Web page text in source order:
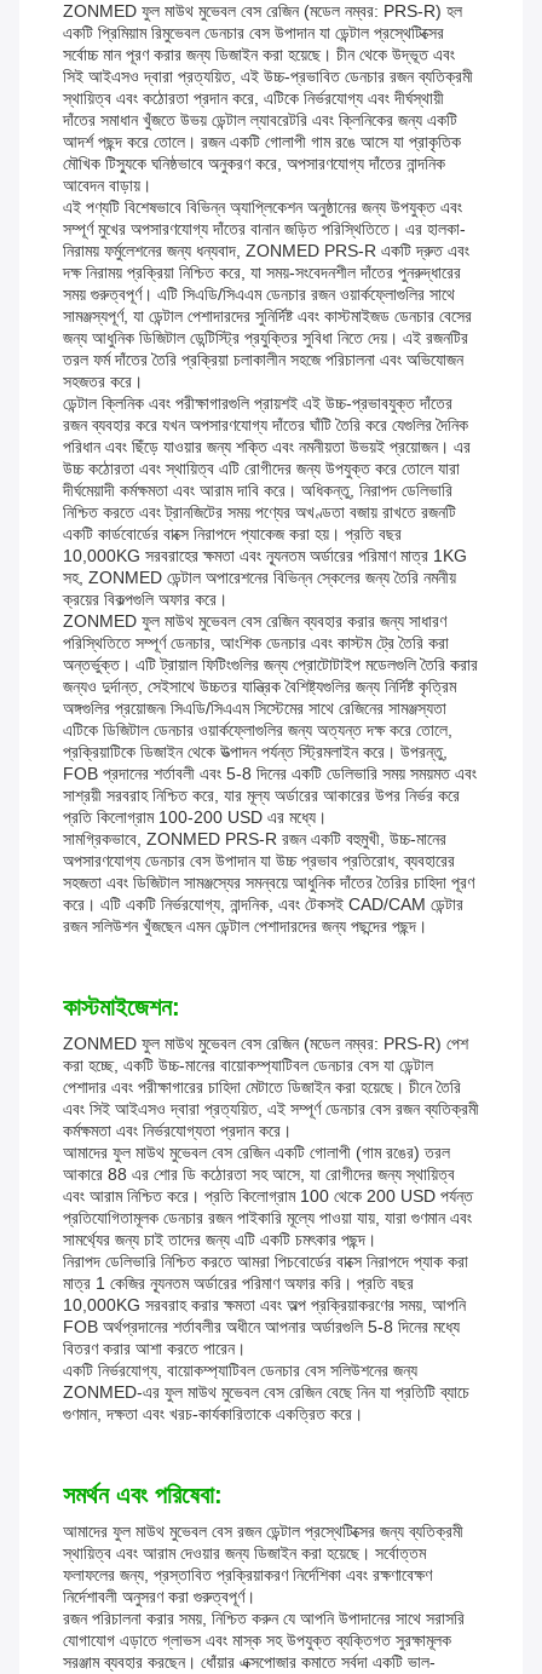
ZONMED ফুল মাউথ মুভেবল বেস রেজিন (মডেল নম্বর: PRS-R) হল
একটি প্রিমিয়াম রিমুভেবল ডেনচার বেস উপাদান যা ডেন্টাল প্রস্থেটিক্সের
সর্বোচ্চ মান পূরণ করার জন্য ডিজাইন করা হয়েছে। চীন থেকে উদ্ভূত এবং
সিই আইএসও দ্বারা প্রত্যয়িত, এই উচ্চ-প্রভাবিত ডেনচার রজন ব্যতিক্রমী
স্থায়িত্ব এবং কঠোরতা প্রদান করে, এটিকে নির্ভরযোগ্য এবং দীর্ঘস্থায়ী
দাঁতের সমাধান খুঁজতে উভয় ডেন্টাল ল্যাবরেটরি এবং ক্লিনিকের জন্য একটি
আদর্শ পছন্দ করে তোলে। রজন একটি গোলাপী গাম রঙে আসে যা প্রাকৃতিক
মৌখিক টিস্যুকে ঘনিষ্ঠভাবে অনুকরণ করে, অপসারণযোগ্য দাঁতের নান্দনিক
আবেদন বাড়ায়।
এই পণ্যটি বিশেষভাবে বিভিন্ন অ্যাপ্লিকেশন অনুষ্ঠানের জন্য উপযুক্ত এবং
সম্পূর্ণ মুখের অপসারণযোগ্য দাঁতের বানান জড়িত পরিস্থিতিতে। এর হালকা-
নিরাময় ফর্মুলেশনের জন্য ধন্যবাদ, ZONMED PRS-R একটি দ্রুত এবং
দক্ষ নিরাময় প্রক্রিয়া নিশ্চিত করে, যা সময়-সংবেদনশীল দাঁতের পুনরুদ্ধারের
সময় গুরুত্বপূর্ণ। এটি সিএডি/সিএএম ডেনচার রজন ওয়ার্কফ্লোগুলির সাথে
সামঞ্জস্যপূর্ণ, যা ডেন্টাল পেশাদারদের সুনির্দিষ্ট এবং কাস্টমাইজড ডেনচার বেসের
জন্য আধুনিক ডিজিটাল ডেন্টিস্ট্রি প্রযুক্তির সুবিধা নিতে দেয়। এই রজনটির
তরল ফর্ম দাঁতের তৈরি প্রক্রিয়া চলাকালীন সহজে পরিচালনা এবং অভিযোজন
সহজতর করে।
ডেন্টাল ক্লিনিক এবং পরীক্ষাগারগুলি প্রায়শই এই উচ্চ-প্রভাবযুক্ত দাঁতের
রজন ব্যবহার করে যখন অপসারণযোগ্য দাঁতের ঘাঁটি তৈরি করে যেগুলির দৈনিক
পরিধান এবং ছিঁড়ে যাওয়ার জন্য শক্তি এবং নমনীয়তা উভয়ই প্রয়োজন। এর
উচ্চ কঠোরতা এবং স্থায়িত্ব এটি রোগীদের জন্য উপযুক্ত করে তোলে যারা
দীর্ঘমেয়াদী কর্মক্ষমতা এবং আরাম দাবি করে। অধিকন্তু, নিরাপদ ডেলিভারি
নিশ্চিত করতে এবং ট্রানজিটের সময় পণ্যের অখণ্ডতা বজায় রাখতে রজনটি
একটি কার্ডবোর্ডের বাক্সে নিরাপদে প্যাকেজ করা হয়। প্রতি বছর
10,000KG সরবরাহের ক্ষমতা এবং ন্যূনতম অর্ডারের পরিমাণ মাত্র 1KG
সহ, ZONMED ডেন্টাল অপারেশনের বিভিন্ন স্কেলের জন্য তৈরি নমনীয়
ক্রয়ের বিকল্পগুলি অফার করে।
ZONMED ফুল মাউথ মুভেবল বেস রেজিন ব্যবহার করার জন্য সাধারণ
পরিস্থিতিতে সম্পূর্ণ ডেনচার, আংশিক ডেনচার এবং কাস্টম ট্রে তৈরি করা
অন্তর্ভুক্ত। এটি ট্রায়াল ফিটিংগুলির জন্য প্রোটোটাইপ মডেলগুলি তৈরি করার
জন্যও দুর্দান্ত, সেইসাথে উচ্চতর যান্ত্রিক বৈশিষ্ট্যগুলির জন্য নির্দিষ্ট কৃত্রিম
অঙ্গগুলির প্রয়োজন৷ সিএডি/সিএএম সিস্টেমের সাথে রেজিনের সামঞ্জস্যতা
এটিকে ডিজিটাল ডেনচার ওয়ার্কফ্লোগুলির জন্য অত্যন্ত দক্ষ করে তোলে,
প্রক্রিয়াটিকে ডিজাইন থেকে উত্পাদন পর্যন্ত স্ট্রিমলাইন করে। উপরন্তু,
FOB প্রদানের শর্তাবলী এবং 5-8 দিনের একটি ডেলিভারি সময় সময়মত এবং
সাশ্রয়ী সরবরাহ নিশ্চিত করে, যার মূল্য অর্ডারের আকারের উপর নির্ভর করে
প্রতি কিলোগ্রাম 100-200 USD এর মধ্যে।
সামগ্রিকভাবে, ZONMED PRS-R রজন একটি বহুমুখী, উচ্চ-মানের
অপসারণযোগ্য ডেনচার বেস উপাদান যা উচ্চ প্রভাব প্রতিরোধ, ব্যবহারের
সহজতা এবং ডিজিটাল সামঞ্জস্যের সমন্বয়ে আধুনিক দাঁতের তৈরির চাহিদা পূরণ
করে। এটি একটি নির্ভরযোগ্য, নান্দনিক, এবং টেকসই CAD/CAM ডেন্টার
রজন সলিউশন খুঁজছেন এমন ডেন্টাল পেশাদারদের জন্য পছন্দের পছন্দ।
কাস্টমাইজেশন:
ZONMED ফুল মাউথ মুভেবল বেস রেজিন (মডেল নম্বর: PRS-R) পেশ
করা হচ্ছে, একটি উচ্চ-মানের বায়োকম্প্যাটিবল ডেনচার বেস যা ডেন্টাল
পেশাদার এবং পরীক্ষাগারের চাহিদা মেটাতে ডিজাইন করা হয়েছে। চীনে তৈরি
এবং সিই আইএসও দ্বারা প্রত্যয়িত, এই সম্পূর্ণ ডেনচার বেস রজন ব্যতিক্রমী
কর্মক্ষমতা এবং নির্ভরযোগ্যতা প্রদান করে।
আমাদের ফুল মাউথ মুভেবল বেস রেজিন একটি গোলাপী (গাম রঙের) তরল
আকারে 88 এর শোর ডি কঠোরতা সহ আসে, যা রোগীদের জন্য স্থায়িত্ব
এবং আরাম নিশ্চিত করে। প্রতি কিলোগ্রাম 100 থেকে 200 USD পর্যন্ত
প্রতিযোগিতামূলক ডেনচার রজন পাইকারি মূল্যে পাওয়া যায়, যারা গুণমান এবং
সামর্থ্যের জন্য চাই তাদের জন্য এটি একটি চমৎকার পছন্দ।
নিরাপদ ডেলিভারি নিশ্চিত করতে আমরা পিচবোর্ডের বাক্সে নিরাপদে প্যাক করা
মাত্র 1 কেজির ন্যূনতম অর্ডারের পরিমাণ অফার করি। প্রতি বছর
10,000KG সরবরাহ করার ক্ষমতা এবং অল্প প্রক্রিয়াকরণের সময়, আপনি
FOB অর্থপ্রদানের শর্তাবলীর অধীনে আপনার অর্ডারগুলি 5-8 দিনের মধ্যে
বিতরণ করার আশা করতে পারেন।
একটি নির্ভরযোগ্য, বায়োকম্প্যাটিবল ডেনচার বেস সলিউশনের জন্য
ZONMED-এর ফুল মাউথ মুভেবল বেস রেজিন বেছে নিন যা প্রতিটি ব্যাচে
গুণমান, দক্ষতা এবং খরচ-কার্যকারিতাকে একত্রিত করে।
সমর্থন এবং পরিষেবা:
আমাদের ফুল মাউথ মুভেবল বেস রজন ডেন্টাল প্রস্থেটিক্সের জন্য ব্যতিক্রমী
স্থায়িত্ব এবং আরাম দেওয়ার জন্য ডিজাইন করা হয়েছে। সর্বোত্তম
ফলাফলের জন্য, প্রস্তাবিত প্রক্রিয়াকরণ নির্দেশিকা এবং রক্ষণাবেক্ষণ
নির্দেশাবলী অনুসরণ করা গুরুত্বপূর্ণ।
রজন পরিচালনা করার সময়, নিশ্চিত করুন যে আপনি উপাদানের সাথে সরাসরি
যোগাযোগ এড়াতে গ্লাভস এবং মাস্ক সহ উপযুক্ত ব্যক্তিগত সুরক্ষামূলক
সরঞ্জাম ব্যবহার করছেন। ধোঁয়ার এক্সপোজার কমাতে সর্বদা একটি ভাল-